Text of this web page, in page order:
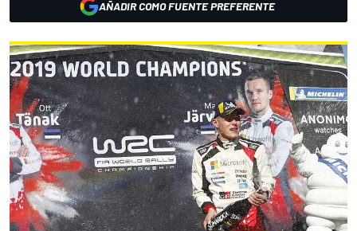
AÑADIR COMO FUENTE PREFERENTE